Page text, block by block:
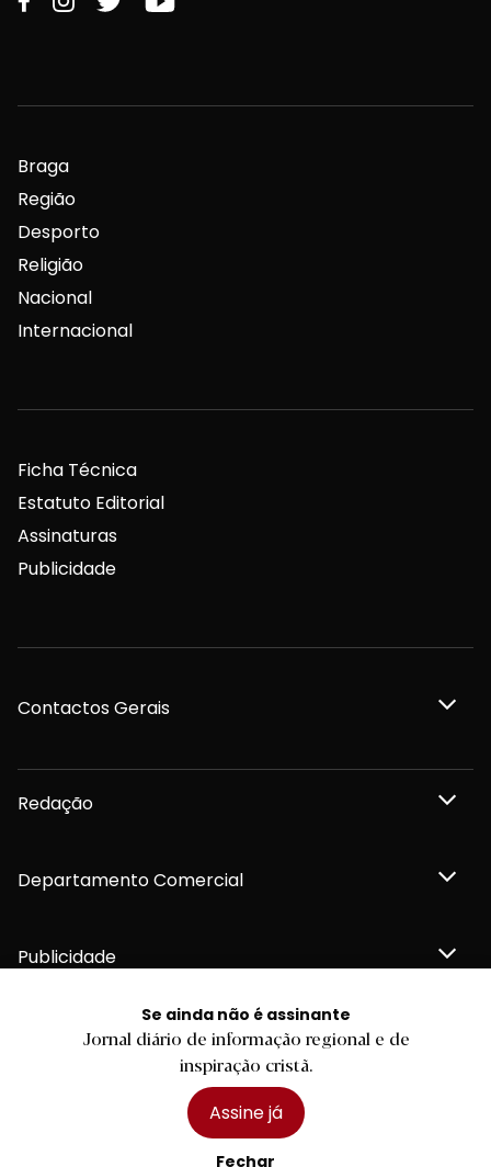
Se ainda não é assinante
Jornal diário de informação regional e de
inspiração cristã.
Assine já
Fechar
Braga
Região
Desporto
Religião
Nacional
Internacional
Ficha Técnica
Estatuto Editorial
Assinaturas
Publicidade
Contactos Gerais
Redação
Departamento Comercial
Publicidade
Declaração de compromisso FSC®
Política de Confidencialidade